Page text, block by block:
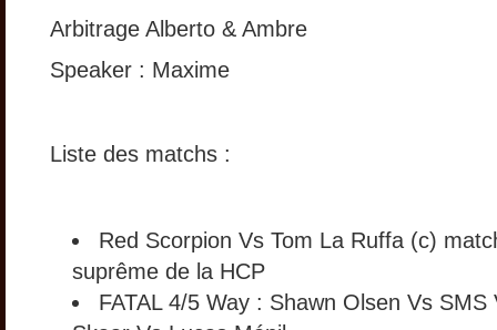
Arbitrage Alberto & Ambre
Speaker : Maxime
Liste des matchs :
Red Scorpion Vs Tom La Ruffa (c)
suprême de la HCP
FATAL 4/5 Way : Shawn Olsen Vs SMS